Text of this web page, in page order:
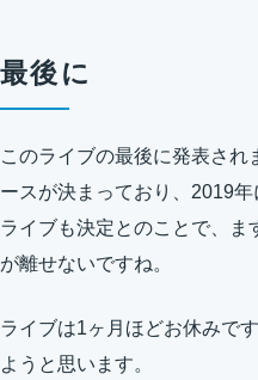
最後に
このライブの最後に発表され
ースが決まっており、2019
ライブも決定とのことで、ま
が離せないですね。
ライブは1ヶ月ほどお休みで
ようと思います。